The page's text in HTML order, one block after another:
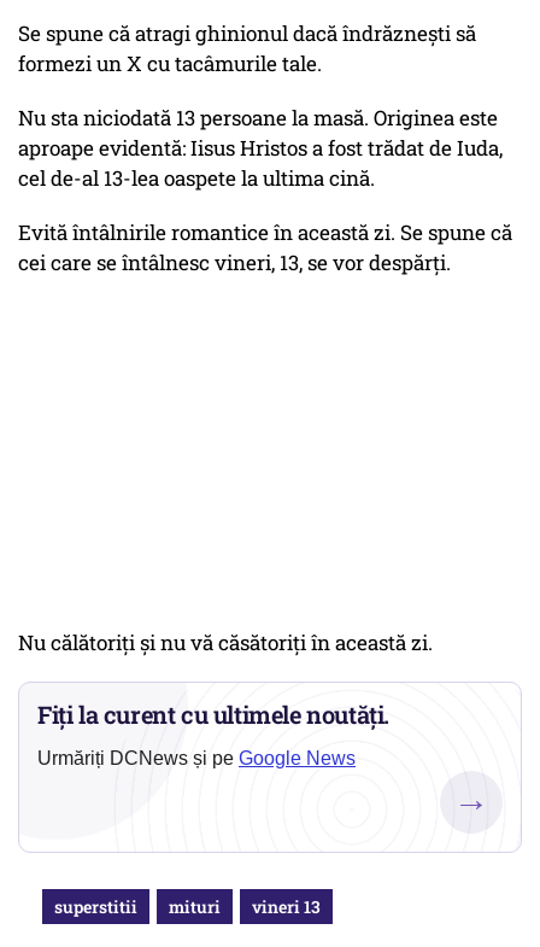
Se spune că atragi ghinionul dacă îndrăznești să
formezi un X cu tacâmurile tale.
Nu sta niciodată 13 persoane la masă. Originea este
aproape evidentă: Iisus Hristos a fost trădat de Iuda,
cel de-al 13-lea oaspete la ultima cină.
Evită întâlnirile romantice în această zi. Se spune că
cei care se întâlnesc vineri, 13, se vor despărţi.
Nu călătoriţi şi nu vă căsătoriţi în această zi.
Fiți la curent cu ultimele noutăți.
Urmăriți DCNews și pe Google News
→
superstitii mituri vineri 13